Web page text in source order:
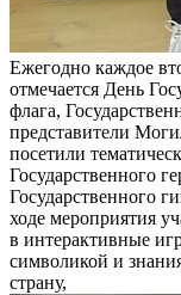
Ежегодно каждое
отмечается День
флага,
представители
посетили
Государственного
Государственного
ходе мероприятия
в интерактивные
символикой и
страну,